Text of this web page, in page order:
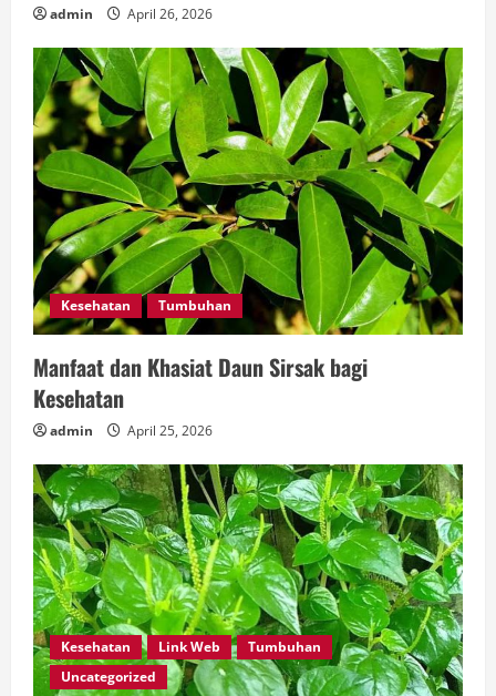
admin April 26, 2026
Kesehatan Tumbuhan
Manfaat dan Khasiat Daun Sirsak bagi
Kesehatan
admin April 25, 2026
Kesehatan Link Web
Tumbuhan
Uncategorized